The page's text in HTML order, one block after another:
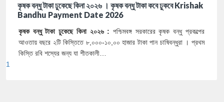
কৃষক বন্ধু টাকা ঢুকেছে কিনা ২০২৬ । কৃষক বন্ধু টাকা কবে ঢুকবে Krishak
Bandhu Payment Date 2026
কৃষক বন্ধু টাকা ঢুকেছে কিনা ২০২৬ : পশ্চিমবঙ্গ সরকারের কৃষক বন্ধু প্রকল্পের
আওতায় বছরে ২টি কিস্তিতে ৮,০০০-১০,০০ হাজার টাকা পান চাষিবন্ধুরা । প্রথম
কিস্তি রবি শস্যের জন্য যা শীতকালী…
1